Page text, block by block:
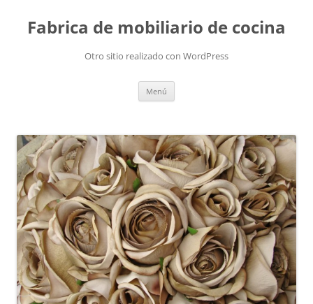
Fabrica de mobiliario de cocina
Otro sitio realizado con WordPress
Menú